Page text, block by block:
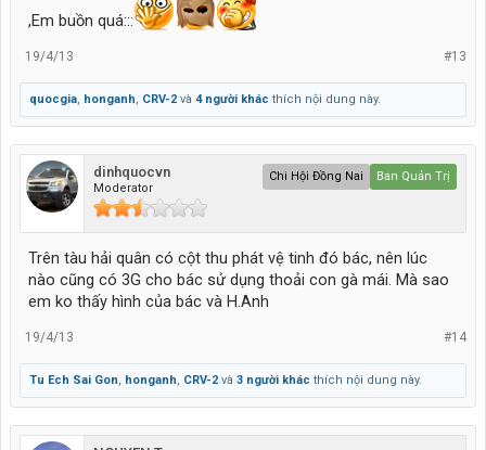
,Em buồn quá:::
#13
19/4/13
quocgia, honganh, CRV-2 và 4 người khác thích nội dung này.
dinhquocvn
Moderator
Ban Quản Trị
Chi Hội Đồng Nai
Trên tàu hải quân có cột thu phát vệ tinh đó bác, nên lúc
nào cũng có 3G cho bác sử dụng thoải con gà mái. Mà sao
em ko thấy hình của bác và H.Anh
#14
19/4/13
Tu Ech Sai Gon, honganh, CRV-2 và 3 người khác thích nội dung này.